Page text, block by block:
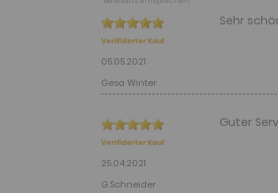
Verifizierter Kauf
Gesa Winter
05.05.2021
Sehr
Verifizierter Kauf
G.Schneider
25.04.2021
Guter